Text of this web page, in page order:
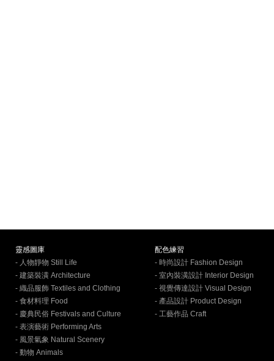
靈感圖庫
- 人物靜物 Still Life
- 建築裝潢 Architecture
- 織品服飾 Textiles and Clothing
- 食材料理 Food
- 慶典民俗 Festivals and Culture
- 表演藝術 Performing Arts
- 風景氣象 Natural Scenery
- 動物 Animals
配色練習
- 時尚設計 Fashion Design
- 室內裝潢設計 Interior Design
- 視覺傳達設計 Visual Design
- 產品設計 Product Design
- 工藝作品 Craft